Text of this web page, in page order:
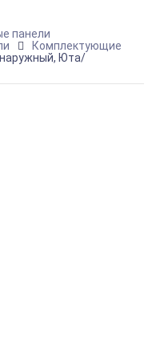
панели
Комплектующие
Юта/